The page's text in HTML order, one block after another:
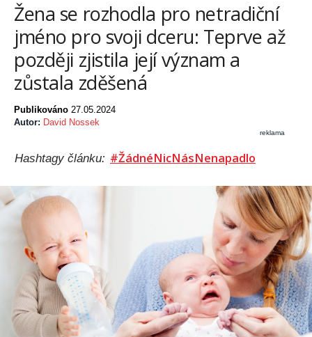
Žena se rozhodla pro netradiční
jméno pro svoji dceru: Teprve až
později zjistila její význam a
zůstala zděšená
Publikováno 27.05.2024
Autor: David Nossek
reklama
Hashtagy článku: #ŽádnéNicNásNenapadlo